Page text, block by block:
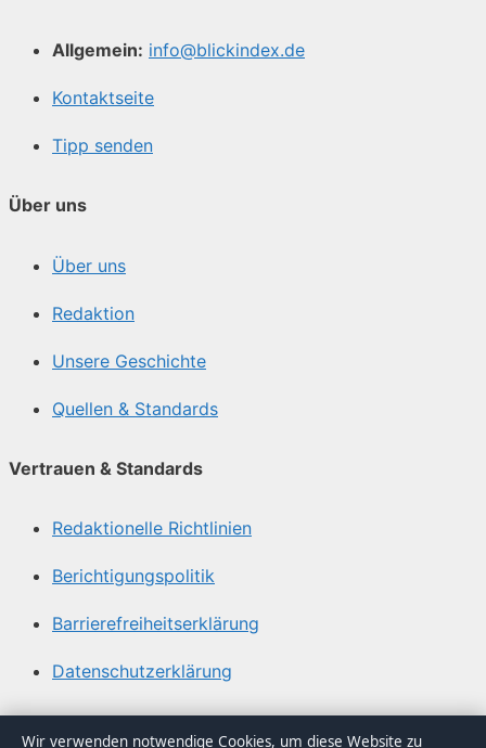
Allgemein: info@blickindex.de
Kontaktseite
Tipp senden
Über uns
Über uns
Redaktion
Unsere Geschichte
Quellen & Standards
Vertrauen & Standards
Redaktionelle Richtlinien
Berichtigungspolitik
Barrierefreiheitserklärung
Datenschutzerklärung
Über Blickindex in Kürze
Wir verwenden notwendige Cookies, um diese Website zu